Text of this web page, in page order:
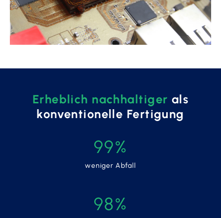
Erheblich nachhaltiger als
konventionelle Fertigung
99%
weniger Abfall
98%